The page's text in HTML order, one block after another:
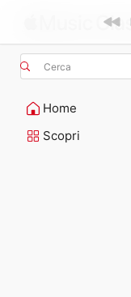
Cerca
Home
Scopri